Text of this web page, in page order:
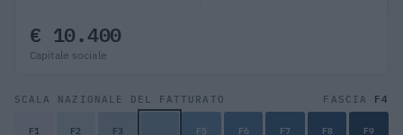
€ 10.400
Capitale sociale
SCALA NAZIONALE DEL FATTURATO FASCIA F4
F1 F2 F3 F5 F6 F7 F8 F9